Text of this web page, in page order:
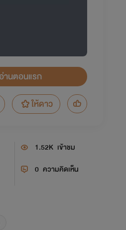
านตอนแรก
ให้ดาว
1.52K เข้าชม
0 ความคิดเห็น